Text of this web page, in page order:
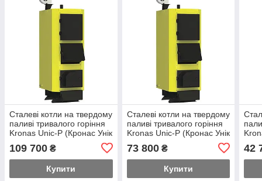
Сталеві котли на твердому
паливі тривалого горіння
Kronas Unic-P (Кронас Унік
109 700 ₴
Купити
Сталеві котли на твердому
паливі тривалого горіння
Kronas Unic-P (Кронас Унік
73 800₴
Купити
42